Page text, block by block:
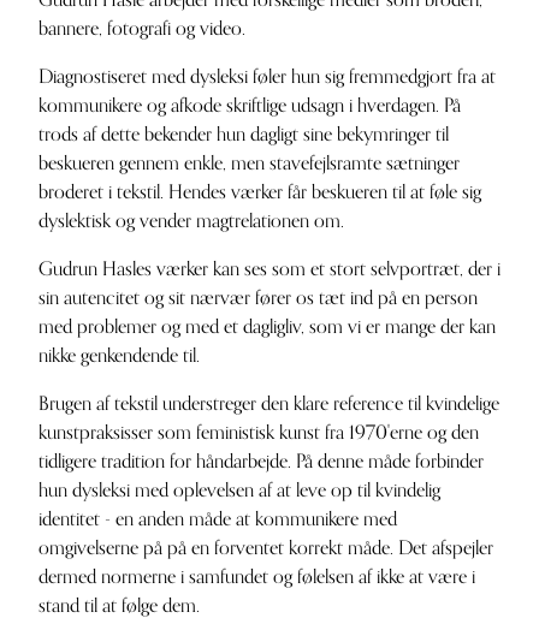
bannere, fotografi og video.
Diagnostiseret med dysleksi føler hun sig fremmedgjort fra at
kommunikere og afkode skriftlige udsagn i hverdagen. På
trods af dette bekender hun dagligt sine bekymringer til
beskueren gennem enkle, men stavefejlsramte sætninger
broderet i tekstil. Hendes værker får beskueren til at føle sig
dyslektisk og vender magtrelationen om.
Gudrun Hasles værker kan ses som et stort selvportræt, der i
sin autencitet og sit nærvær fører os tæt ind på en person
med problemer og med et dagligliv, som vi er mange der kan
nikke genkendende til.
Brugen af tekstil understreger den klare reference til kvindelige
kunstpraksisser som feministisk kunst fra 1970'erne og den
tidligere tradition for håndarbejde. På denne måde forbinder
hun dysleksi med oplevelsen af at leve op til kvindelig
identitet - en anden måde at kommunikere med
omgivelserne på på en forventet korrekt måde. Det afspejler
dermed normerne i samfundet og følelsen af ikke at være i
stand til at følge dem.